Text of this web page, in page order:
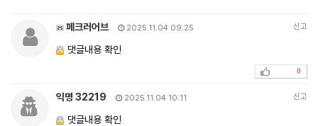
페크러어브 2025.11.04 09:25 신고
댓글내용 확인
0
익명 32219 2025.11.04 10:11 신고
댓글내용 확인